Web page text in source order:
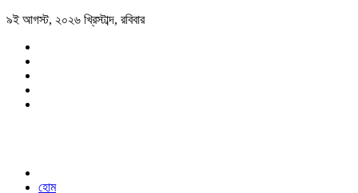
৯ই আগস্ট, ২০২৬ খ্রিস্টাব্দ, রবিবার
হোম